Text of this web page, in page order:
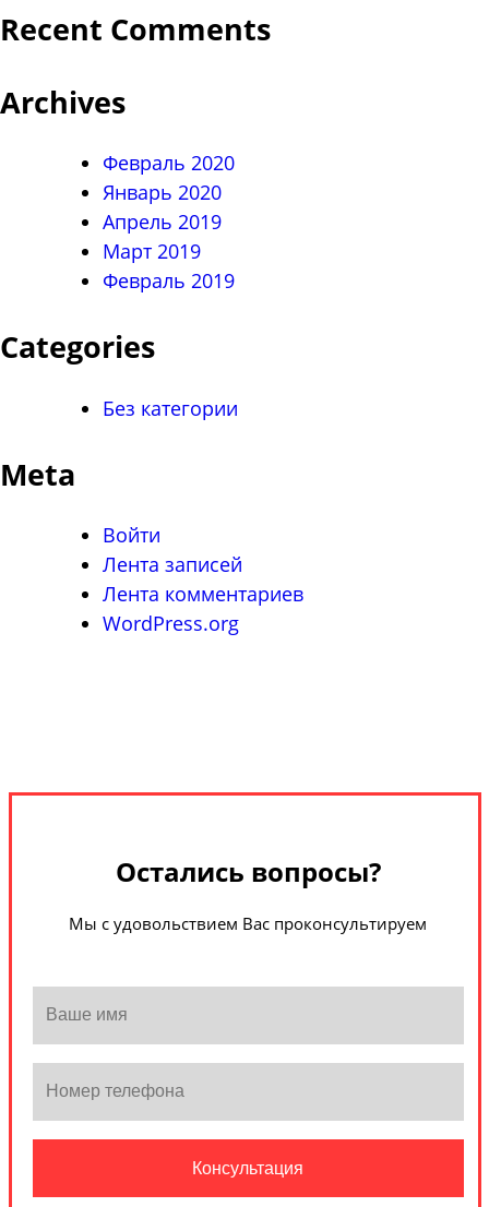
Recent Comments
Archives
Февраль 2020
Январь 2020
Апрель 2019
Март 2019
Февраль 2019
Categories
Без категории
Meta
Войти
Лента записей
Лента комментариев
WordPress.org
Остались вопросы?
Мы с удовольствием Вас проконсультируем